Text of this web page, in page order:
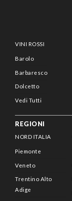
VINI ROSSI
Barolo
Barbaresco
Dolcetto
Vedi Tutti
REGIONI
NORD ITALIA
Piemonte
Veneto
Trentino Alto
Adige